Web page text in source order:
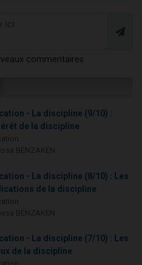
commentaires
- La discipline (9/10) :
de la discipline
- La discipline (8/10) : Les
de la discipline
- La discipline (7/10) : Les
de la discipline